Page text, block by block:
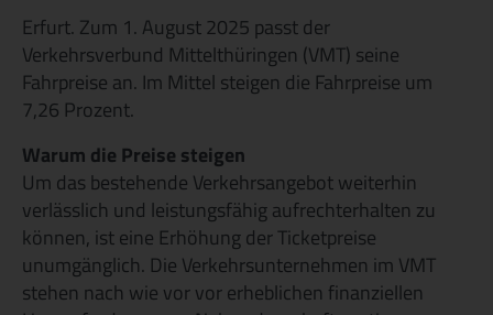
Erfurt. Zum 1. August 2025 passt der
Verkehrsverbund Mittelthüringen (VMT) seine
Fahrpreise an. Im Mittel steigen die Fahrpreise um
7,26 Prozent.
Warum die Preise steigen
Um das bestehende Verkehrsangebot weiterhin
verlässlich und leistungsfähig aufrechterhalten zu
können, ist eine Erhöhung der Ticketpreise
unumgänglich. Die Verkehrsunternehmen im VMT
stehen nach wie vor vor erheblichen finanziellen
Veröffentlichungen & Ausschreibungen